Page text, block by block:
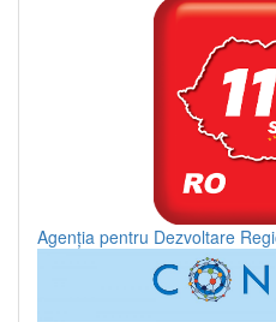
Agenția pentru Dezvoltare